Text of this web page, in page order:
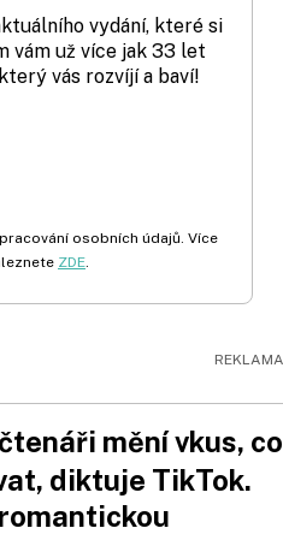
vydání, které si
vám už více jak 33 let
vás rozvíjí a baví!
osobních údajů. Více
ZDE
mění vkus, co
diktuje TikTok.